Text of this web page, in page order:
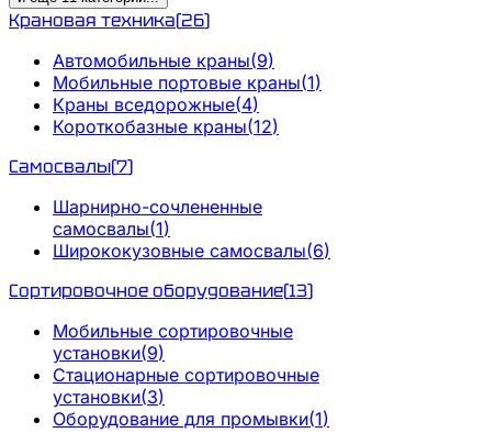
Крановая техника(26)
Автомобильные краны(9)
Мобильные портовые краны(1)
Краны вседорожные(4)
Короткобазные краны(12)
Самосвалы(7)
Шарнирно-сочлененные
самосвалы(1)
Ширококузовные самосвалы(6)
Сортировочное оборудование(13)
Мобильные сортировочные
установки(9)
Стационарные сортировочные
установки(3)
Оборудование для промывки(1)